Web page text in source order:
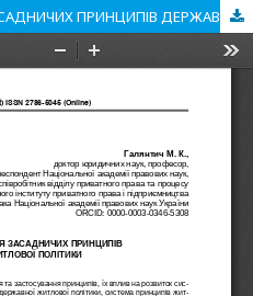
ПРОБЛЕМИ ВИЗНАЧЕННЯ ЗАСАДНИЧИХ ПРИНЦИПІВ ДЕРЖАВНОЇ ЖИТЛОВОЇ ПОЛІТИКИ